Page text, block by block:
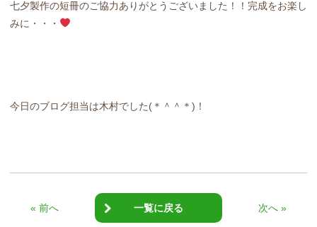
七夕製作の短冊のご協力ありがとうございました！！完成をお楽し
みに・・・
今日のブログ担当は木村でした(＊＾＾＊)！
« 前へ 一覧に戻る 次へ »